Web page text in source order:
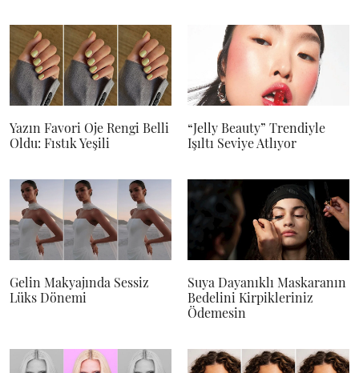
Yazın Favori Oje Rengi Belli
Oldu: Fıstık Yeşili
“Jelly Beauty” Trendiyle
Işıltı Seviye Atlıyor
Gelin Makyajında Sessiz
Lüks Dönemi
Suya Dayanıklı Maskaranın
Bedelini Kirpikleriniz
Ödemesin